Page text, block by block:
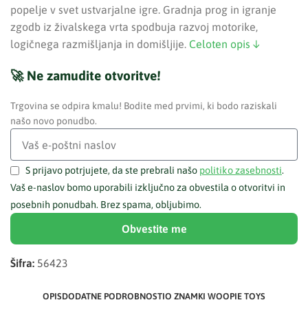
popelje v svet ustvarjalne igre. Gradnja prog in igranje
zgodb iz živalskega vrta spodbuja razvoj motorike,
logičnega razmišljanja in domišljije. Celoten opis ↓
🚀 Ne zamudite otvoritve!
Trgovina se odpira kmalu! Bodite med prvimi, ki bodo raziskali
našo novo ponudbo.
S prijavo potrjujete, da ste prebrali našo politiko zasebnosti.
Vaš e-naslov bomo uporabili izključno za obvestila o otvoritvi in
posebnih ponudbah. Brez spama, obljubimo.
Obvestite me
Šifra: 56423
OPISDODATNE PODROBNOSTIO ZNAMKI WOOPIE TOYS